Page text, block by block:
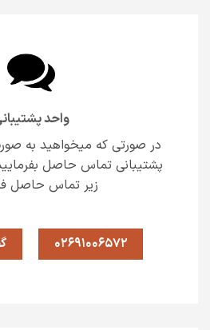
واحد
در صورتی که میخواهید به
پشتیبانی تماس حاصل
زیر تماس حاصل
02691006572